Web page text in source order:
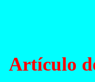
Artículo